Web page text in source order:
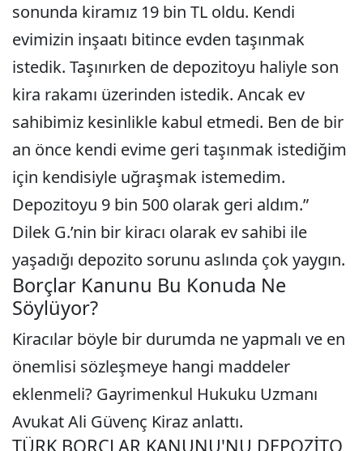
sonunda kiramız 19 bin TL oldu. Kendi
evimizin inşaatı bitince evden taşınmak
istedik. Taşınırken de depozitoyu haliyle son
kira rakamı üzerinden istedik. Ancak ev
sahibimiz kesinlikle kabul etmedi. Ben de bir
an önce kendi evime geri taşınmak istediğim
için kendisiyle uğraşmak istemedim.
Depozitoyu 9 bin 500 olarak geri aldım.”
Dilek G.’nin bir kiracı olarak ev sahibi ile
yaşadığı depozito sorunu aslında çok yaygın.
Borçlar Kanunu Bu Konuda Ne
Söylüyor?
Kiracılar böyle bir durumda ne yapmalı ve en
önemlisi sözleşmeye hangi maddeler
eklenmeli? Gayrimenkul Hukuku Uzmanı
Avukat Ali Güvenç Kiraz anlattı.
TÜRK BORÇLAR KANUNU'NU DEPOZİTO